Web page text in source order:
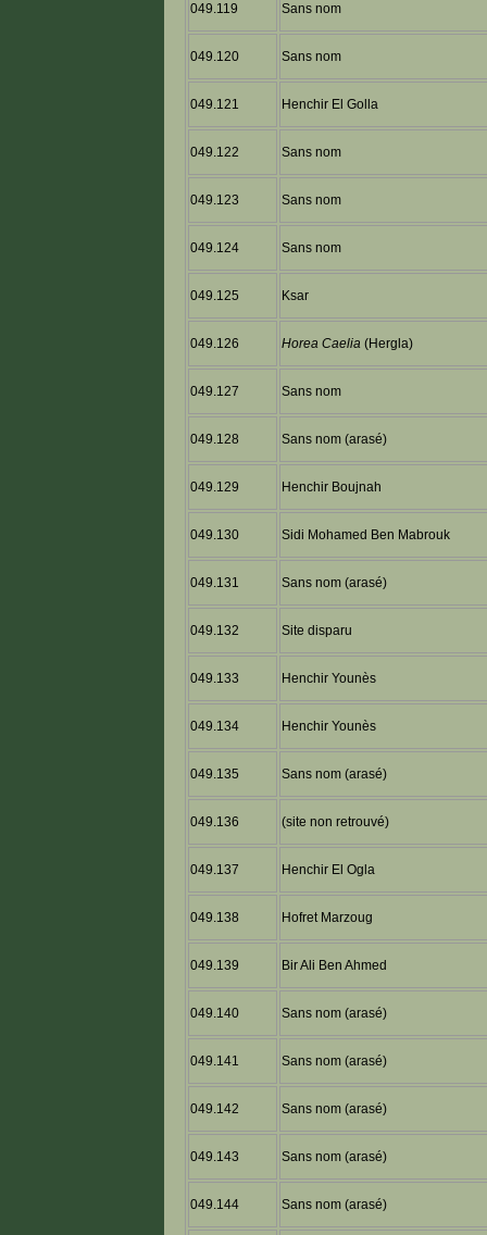
049.119 Sans nom
049.120 Sans nom
049.121 Henchir El Golla
049.122 Sans nom
049.123 Sans nom
049.124 Sans nom
049.125 Ksar
049.126 Horea Caelia(Hergla)
049.127 Sans nom
049.128 Sans nom (arasé)
049.129 Henchir Boujnah
049.130 Sidi Mohamed Ben Mabrouk
049.131 Sans nom (arasé)
049.132 Site disparu
049.133 Henchir Younès
049.134 Henchir Younès
049.135 Sans nom (arasé)
049.136 (site non retrouvé)
049.137 Henchir El Ogla
049.138 Hofret Marzoug
049.139 Bir Ali Ben Ahmed
049.140 Sans nom (arasé)
049.141 Sans nom (arasé)
049.142 Sans nom (arasé)
049.143 Sans nom (arasé)
049.144 Sans nom (arasé)